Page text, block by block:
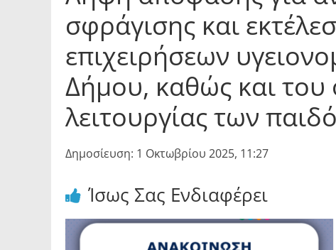
σφράγισης και
επιχειρήσεων
Δήμου, καθώς και
λειτουργίας των
Δημοσίευση: 1 Οκτωβρίου 2025, 11:27
Ίσως Σας Ενδιαφέρει